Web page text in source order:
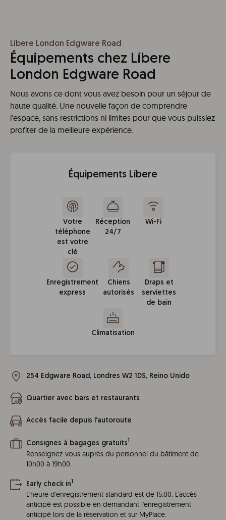
Líbere London Edgware Road
Équipements chez Líbere
London Edgware Road
Nous avons ce dont vous avez besoin pour un séjour de
haute qualité. Une nouvelle façon de comprendre
l'espace, sans restrictions ni limites pour que vous puissiez
profiter de la meilleure expérience.
Équipements Líbere
Votre
téléphone
est votre
clé
Réception
24/7
Wi-Fi
Enregistrement
express
Chiens
autorisés
Draps et
serviettes
de bain
Climatisation
254 Edgware Road, Londres W2 1DS, Reino Unido
Quartier avec bars et restaurants
Accès facile depuis l'autoroute
Consignes à bagages gratuits1
Renseignez-vous auprès du personnel du bâtiment de
10h00 à 19h00.
Early check in1
L'heure d'enregistrement standard est de 15:00. L'accès
anticipé est possible en demandant l'enregistrement
anticipé lors de la réservation et sur MyPlace.